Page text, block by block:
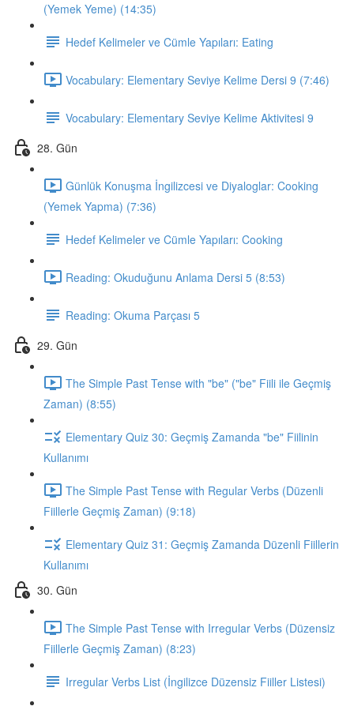
(Yemek Yeme) (14:35)
Hedef Kelimeler ve Cümle Yapıları: Eating
Vocabulary: Elementary Seviye Kelime Dersi 9 (7:46)
Vocabulary: Elementary Seviye Kelime Aktivitesi 9
28. Gün
Günlük Konuşma İngilizcesi ve Diyaloglar: Cooking
(Yemek Yapma) (7:36)
Hedef Kelimeler ve Cümle Yapıları: Cooking
Reading: Okuduğunu Anlama Dersi 5 (8:53)
Reading: Okuma Parçası 5
29. Gün
The Simple Past Tense with "be" ("be" Fiili ile Geçmiş
Zaman) (8:55)
Elementary Quiz 30: Geçmiş Zamanda "be" Fiilinin
Kullanımı
The Simple Past Tense with Regular Verbs (Düzenli
Fiillerle Geçmiş Zaman) (9:18)
Elementary Quiz 31: Geçmiş Zamanda Düzenli Fiillerin
Kullanımı
30. Gün
The Simple Past Tense with Irregular Verbs (Düzensiz
Fiillerle Geçmiş Zaman) (8:23)
Irregular Verbs List (İngilizce Düzensiz Fiiller Listesi)